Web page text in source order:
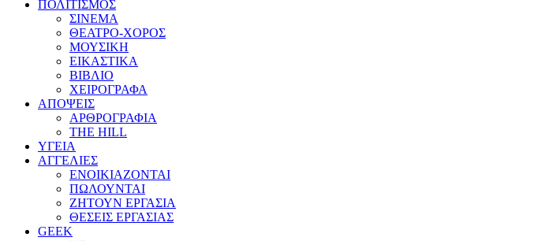
ΠΟΛΙΤΙΣΜΟΣ
ΣΙΝΕΜΑ
ΘΕΑΤΡΟ-ΧΟΡΟΣ
ΜΟΥΣΙΚΗ
ΕΙΚΑΣΤΙΚΑ
ΒΙΒΛΙΟ
ΧΕΙΡΟΓΡΑΦΑ
ΑΠΟΨΕΙΣ
ΑΡΘΡΟΓΡΑΦΙΑ
THE HILL
ΥΓΕΙΑ
ΑΓΓΕΛΙΕΣ
ΕΝΟΙΚΙΑΖΟΝΤΑΙ
ΠΩΛΟΥΝΤΑΙ
ΖΗΤΟΥΝ ΕΡΓΑΣΙΑ
ΘΕΣΕΙΣ ΕΡΓΑΣΙΑΣ
GEEK